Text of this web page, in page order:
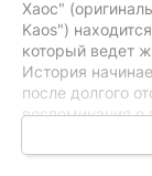
Хаос"
Kaos")
который ведет
История
после долгого
воспоминания
Искендер
оказались